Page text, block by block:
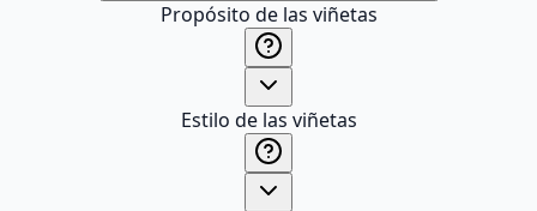
Propósito de las viñetas
Estilo de las viñetas